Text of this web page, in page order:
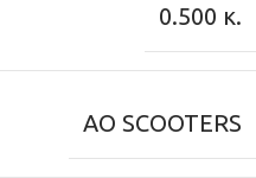
0.500 κ.
AO SCOOTERS